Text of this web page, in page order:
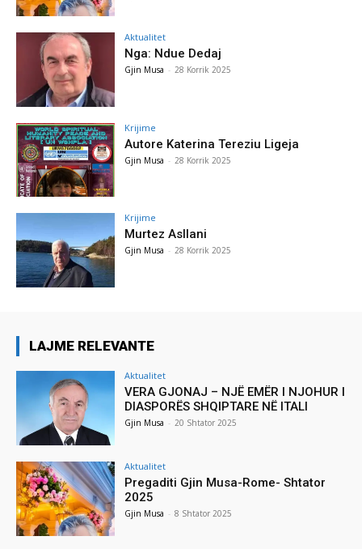
Aktualitet
Nga: Ndue Dedaj
Gjin Musa - 28 Korrik 2025
Krijime
Autore Katerina Tereziu Ligeja
Gjin Musa - 28 Korrik 2025
Krijime
Murtez Asllani
Gjin Musa - 28 Korrik 2025
LAJME RELEVANTE
Aktualitet
VERA GJONAJ – NJË EMËR I NJOHUR I
DIASPORËS SHQIPTARE NË ITALI
Gjin Musa - 20 Shtator 2025
Aktualitet
Pregaditi Gjin Musa-Rome- Shtator
2025
Gjin Musa - 8 Shtator 2025